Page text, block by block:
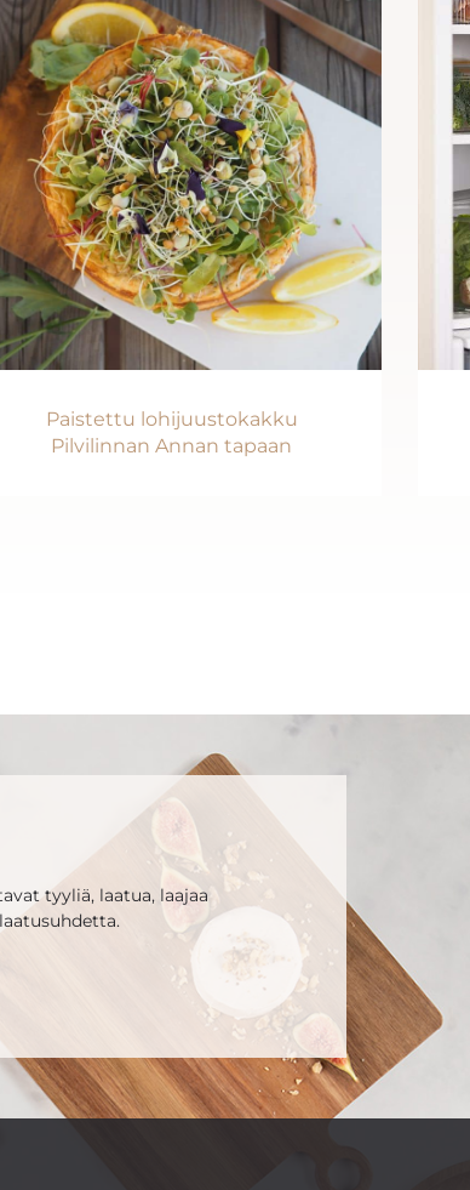
Paistettu lohijuustokakku
Pilvilinnan Annan tapaan
tyyliä, laatua, laajaa